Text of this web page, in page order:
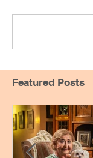
Featured Posts